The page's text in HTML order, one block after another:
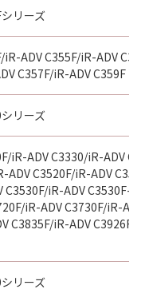
リーズ
iR-ADV C355F/iR-ADV
C357F/iR-ADV C359F
リーズ
iR-ADV C3330/iR-ADV
ADV C3520F/iR-ADV
C3530F/iR-ADV C3530F-
iR-ADV C3730F/iR-
C3835F/iR-ADV C3926F/
リーズ